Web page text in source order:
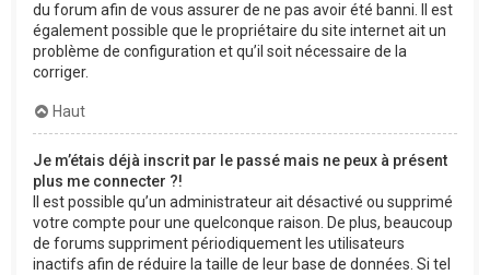
du forum afin de vous assurer de ne pas avoir été banni. Il est
également possible que le propriétaire du site internet ait un
problème de configuration et qu’il soit nécessaire de la
corriger.
Haut
Je m’étais déjà inscrit par le passé mais ne peux à présent
plus me connecter ?!
Il est possible qu’un administrateur ait désactivé ou supprimé
votre compte pour une quelconque raison. De plus, beaucoup
de forums suppriment périodiquement les utilisateurs
inactifs afin de réduire la taille de leur base de données. Si tel